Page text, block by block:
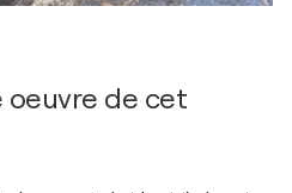
oeuvre de cet